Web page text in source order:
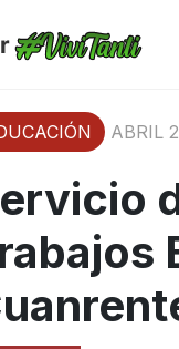
ABRIL